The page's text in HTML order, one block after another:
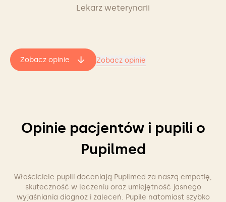
Lekarz weterynarii
Zobacz opinie Zobacz opinie
Opinie pacjentów i pupili o
Pupilmed
Właściciele pupili doceniają Pupilmed za naszą empatię,
skuteczność w leczeniu oraz umiejętność jasnego
wyjaśniania diagnoz i zaleceń. Pupile natomiast szybko